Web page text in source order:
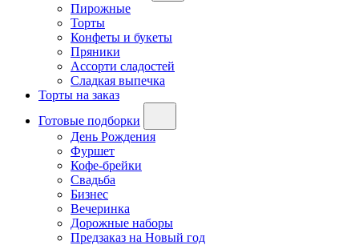
Пирожные
Торты
Конфеты и букеты
Пряники
Ассорти сладостей
Сладкая выпечка
Торты на заказ
Готовые подборки
День Рождения
Фуршет
Кофе-брейки
Свадьба
Бизнес
Вечеринка
Дорожные наборы
Предзаказ на Новый год